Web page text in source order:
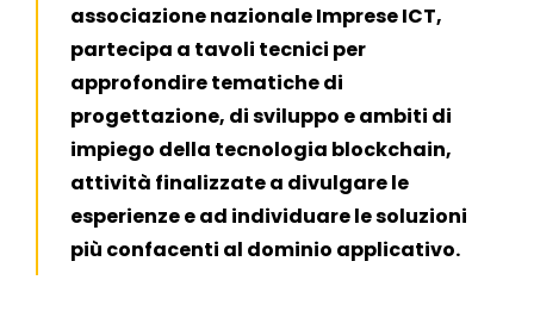
associazione nazionale Imprese ICT,
partecipa a tavoli tecnici per
approfondire tematiche di
progettazione, di sviluppo e ambiti di
impiego della tecnologia blockchain,
attività finalizzate a divulgare le
esperienze e ad individuare le soluzioni
più confacenti al dominio applicativo.